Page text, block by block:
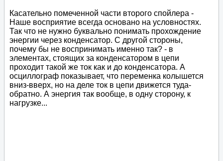
Касательно помеченной части второго спойлера -
Наше восприятие всегда основано на условностях.
Так что не нужно буквально понимать прохождение
энергии через конденсатор. С другой стороны,
почему бы не воспринимать именно так? - в
элементах, стоящих за конденсатором в цепи
проходит такой же ток как и до конденсатора. А
осциллограф показывает, что переменка колышется
вниз-вверх, но на деле ток в цепи движется туда-
обратно. А энергия так вообще, в одну сторону, к
нагрузке...